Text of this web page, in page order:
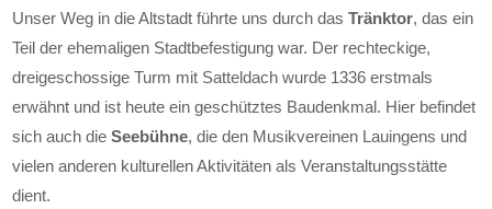
Unser Weg in die Altstadt führte uns durch dasTränktor , das ein
Teil der ehemaligen Stadtbefestigung war. Der rechteckige,
dreigeschossige Turm mit Satteldach wurde 1336 erstmals
erwähnt und ist heute ein geschütztes Baudenkmal. Hier befindet
sich auch dieSeebühne , die den Musikvereinen Lauingens und
vielen anderen kulturellen Aktivitäten als Veranstaltungsstätte
dient.